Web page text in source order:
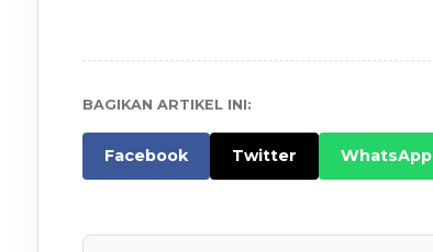
BAGIKAN ARTIKEL INI:
Facebook Twitter WhatsApp